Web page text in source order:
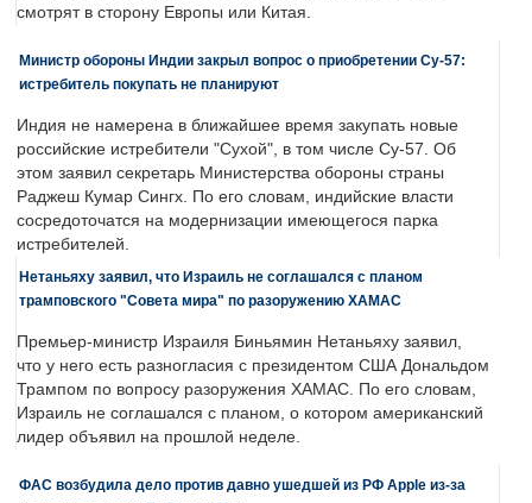
смотрят в сторону Европы или Китая.
Министр обороны Индии закрыл вопрос о приобретении Су-57:
истребитель покупать не планируют
Индия не намерена в ближайшее время закупать новые
российские истребители "Сухой", в том числе Су-57. Об
этом заявил секретарь Министерства обороны страны
Раджеш Кумар Сингх. По его словам, индийские власти
сосредоточатся на модернизации имеющегося парка
истребителей.
Нетаньяху заявил, что Израиль не соглашался с планом
трамповского "Совета мира" по разоружению ХАМАС
Премьер-министр Израиля Биньямин Нетаньяху заявил,
что у него есть разногласия с президентом США Дональдом
Трампом по вопросу разоружения ХАМАС. По его словам,
Израиль не соглашался с планом, о котором американский
лидер объявил на прошлой неделе.
ФАС возбудила дело против давно ушедшей из РФ Apple из-за